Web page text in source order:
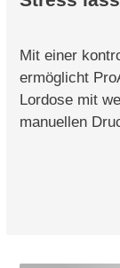
Mit einer
ermöglicht
Lordose mit
manuellen